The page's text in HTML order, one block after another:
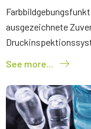
ausgezeichnete
See more...